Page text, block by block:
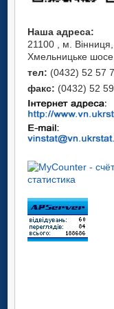
Наша адреса:
21100 , м. Вінниця,
Хмельницьке
тел: (0432) 52 57
факс: (0432) 52